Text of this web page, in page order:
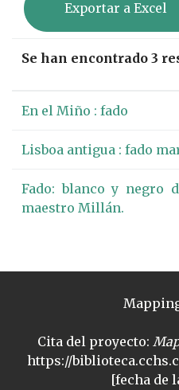
Exportar a Excel
Se han encontrado 3
En el Miño : fado
Lisboa antigua : fado
Fado: blanco y negro
maestro Millán.
Cita del proyecto:
https://
[fecha de